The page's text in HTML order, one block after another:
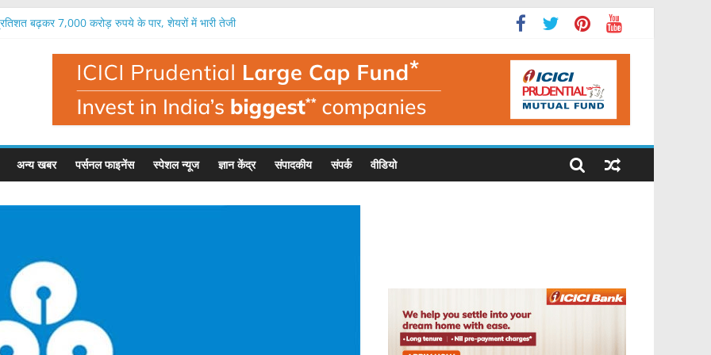
बढ़कर 7,000 करोड़ रुपये के पार, शेयरों में भारी तेजी
बढ़कर 1,699 करोड़ रुपये, राजस्व में 24 फीसदी उछाल
में 336 करोड़ रुपये का भारी घाटा, राजस्व 45 फीसदी गिरा
ज्यादा मुनाफा कमाने वाला संस्थान, रिकॉर्ड 21,121 करोड़ का फायदा
अन्य खबर पर्सनल फाइनेंस स्पेशल न्यूज ज्ञान केंद्र संपादकीय संपर्क वीडियो